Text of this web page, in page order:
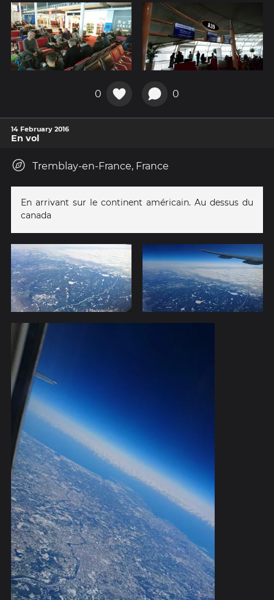
0 0
14 February 2016
En vol
Tremblay-en-France, France
En arrivant sur le continent américain. Au dessus du
canada